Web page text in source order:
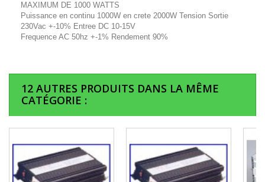
MAXIMUM DE 1000 WATTS
Puissance en continu 1000W en crete 2000W Tension Sortie
230Vac +-10% Entree DC 10-15V
Frequence AC 50hz +-1% Rendement 90%
12 AUTRES PRODUITS DANS LA MÊME
CATÉGORIE :